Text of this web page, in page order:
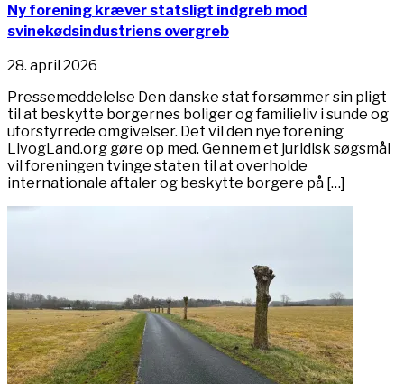
Ny forening kræver statsligt indgreb mod
svinekødsindustriens overgreb
28. april 2026
Pressemeddelelse Den danske stat forsømmer sin pligt
til at beskytte borgernes boliger og familieliv i sunde og
uforstyrrede omgivelser. Det vil den nye forening
LivogLand.org gøre op med. Gennem et juridisk søgsmål
vil foreningen tvinge staten til at overholde
internationale aftaler og beskytte borgere på […]